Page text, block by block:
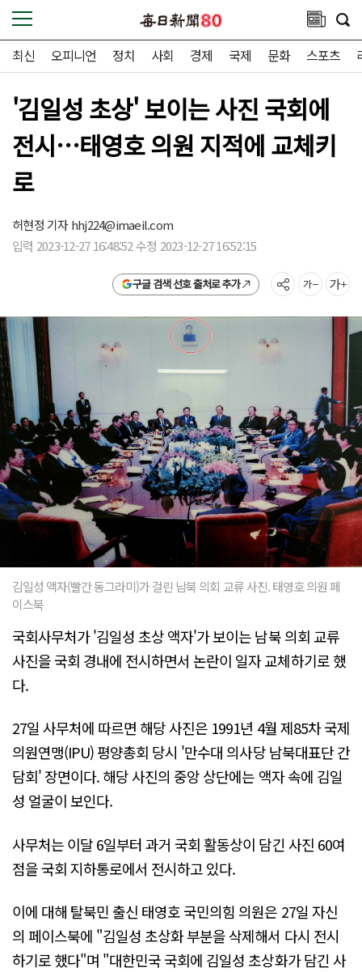
최신 오피니언 정치 사회 경제 국제 문화 스포츠
'김일성 초상' 보이는 사진 국회에
전시…태영호 의원 지적에 교체키
로
허현정 기자hhj224@imaeil.com
입력 2023-12-27 16:48:52 수정 2023-12-27 16:52:15
구글 검색 선호 출처로 추가
김일성 액자(빨간 동그라미)가 걸린 남북 의회 교류 사진. 태영호 의원 페
이스북
국회사무처가 '김일성 초상 액자'가 보이는 남북 의회 교류
사진을 국회 경내에 전시하면서 논란이 일자 교체하기로 했
다.
27일 사무처에 따르면 해당 사진은 1991년 4월 제85차 국제
의원연맹(IPU) 평양총회 당시 '만수대 의사당 남북대표단 간
담회' 장면이다. 해당 사진의 중앙 상단에는 액자 속에 김일
성 얼굴이 보인다.
사무처는 이달 6일부터 과거 국회 활동상이 담긴 사진 60여
점을 국회 지하통로에서 전시하고 있다.
이에 대해 탈북민 출신 태영호 국민의힘 의원은 27일 자신
의 페이스북에 "김일성 초상화 부분을 삭제해서 다시 전시
하기로 했다"며 "대한민국 국회에 김일성 초상화가 담긴 사